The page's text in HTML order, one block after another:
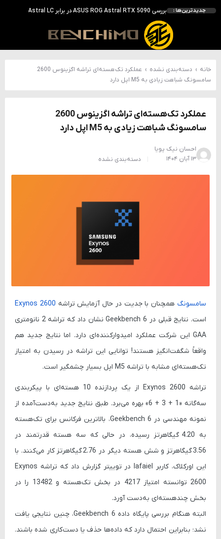
جدیدترین‌ها :
احتمال معرفی GeForce RTX 5070 SUPER با حافظه 18 گیگابایتی؛ ارتقای محسوس نسبت به مدل استاندارد
انویدیا DLSS 5 را با سه مدل هوش مصنوعی معرفی کرد؛ انتقادهای اولیه نتیجه داد
انویدیا پردازنده 88 هسته‌ای Vera را معرفی کرد؛ CPU اختصاصی برای نسل بعدی هوش مصنوعی
بالاخره سنسور Hotspot کارت‌های RTX 50 ظاهر شد؛ HWMonitor 1.65 تنها نماینده نمایش نیست
خانه › دسته‌بندی نشده ›
عملکرد تک‌هسته‌ای تراشه اگزینوس 2600
سامسونگ شباهت زیادی به M5 اپل دارد
عملکرد تک‌هسته‌ای تراشه اگزینوس 2600
سامسونگ شباهت زیادی به M5 اپل دارد
احسان نیک پویا
۱۳ آبان ۱۴۰۴
دسته‌بندی نشده
سامسونگ همچنان با جدیت در حال آزمایش تراشه Exynos 2600
است. نتایج قبلی در Geekbench 6
نشان داد که تراشه 2 نانومتری
GAA این شرکت عملکرد امیدوارکننده‌ای دارد. اما نتایج جدید هم
واقعاً شگفت‌انگیز هستند! توانایی این تراشه در رسیدن به امتیاز
تک‌هسته‌ای مشابه با تراشه M5 اپل بسیار چشمگیر است.
تراشه Exynos 2600
از یک پردازنده 10 هسته‌ای با پیکربندی
سه‌گانه «1 + 3 + 6» بهره می‌برد. طبق نتایج جدید به‌دست‌آمده از
نمونه مهندسی در Geekbench 6، بالاترین فرکانس برای تک‌هسته
به 4.20 گیگاهرتز
رسیده، در حالی که سه هسته قدرتمند در
3.56 گیگاهرتز
و شش هسته دیگر در 2.76 گیگاهرتز
کار می‌کنند. با
این اورکلاک، کاربر lafaiel در توییتر گزارش داد که تراشه Exynos
2600 توانسته امتیاز 4217 در بخش تک‌هسته و 13482 را در
بخش چند‌هسته‌ای به‌دست آورد.
البته هنگام بررسی پایگاه داده Geekbench 6، چنین نتایجی یافت
نشد؛ بنابراین احتمال دارد که داده‌ها حذف یا دست‌کاری شده باشند.